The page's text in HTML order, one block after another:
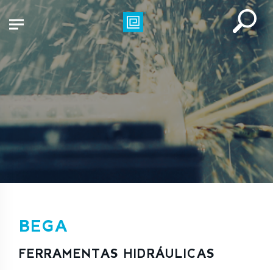
BEGA
FERRAMENTAS HIDRÁULICAS